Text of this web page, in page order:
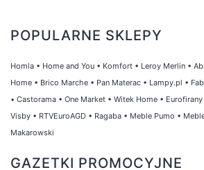
POPULARNE SKLEPY
Homla • Home and You • Komfort • Leroy Merlin •
Home • Brico Marche • Pan Materac • Lampy.pl •
• Castorama • One Market • Witek Home • Eurofirany
Visby • RTVEuroAGD • Ragaba • Meble Pumo •
Makarowski
GAZETKI PROMOCYJNE